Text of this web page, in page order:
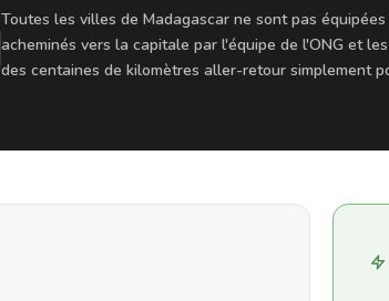
Toutes les villes de Madagascar ne sont pas
acheminés vers la capitale par l'équipe de l'ONG et
des centaines de kilomètres aller-retour simplement